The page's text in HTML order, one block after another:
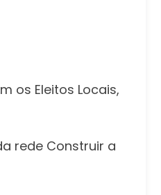
os Eleitos Locais,
rede Construir a